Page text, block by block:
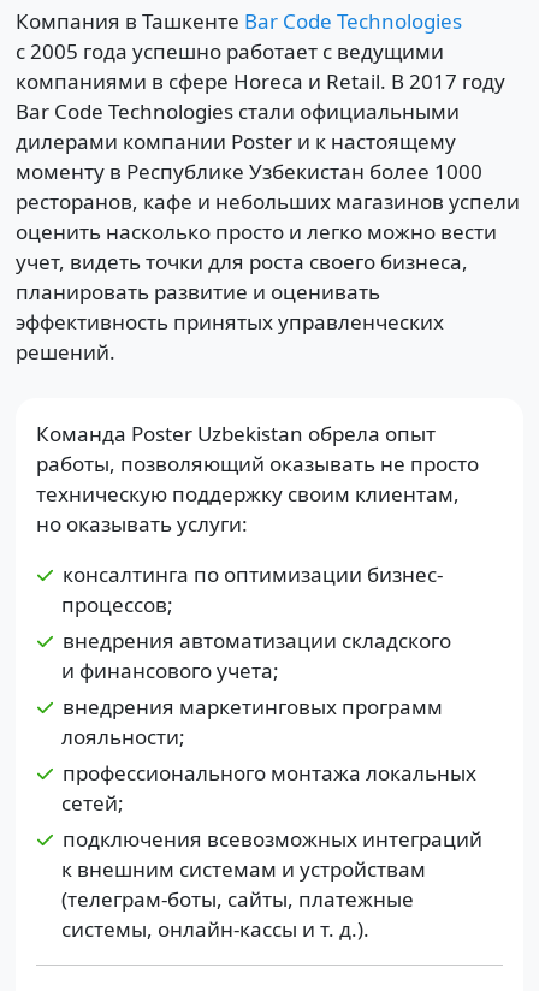
Компания в Ташкенте Bar Code Technolоgies
c 2005 года успешно работает с ведущими
компаниями в сфере Horeca и Retail. В 2017 году
Bar Code Technolоgies стали официальными
дилерами компании Poster и к настоящему
моменту в Республике Узбекистан более 1000
ресторанов, кафе и небольших магазинов успели
оценить насколько просто и легко можно вести
учет, видеть точки для роста своего бизнеса,
планировать развитие и оценивать
эффективность принятых управленческих
решений.
Команда Poster Uzbekistan обрела опыт
работы, позволяющий оказывать не просто
техническую поддержку своим клиентам,
но оказывать услуги:
консалтинга по оптимизации бизнес-
процессов;
внедрения автоматизации складского
и финансового учета;
внедрения маркетинговых программ
лояльности;
профессионального монтажа локальных
сетей;
подключения всевозможных интеграций
к внешним системам и устройствам
(телеграм-боты, сайты, платежные
системы, онлайн-кассы и т. д.).